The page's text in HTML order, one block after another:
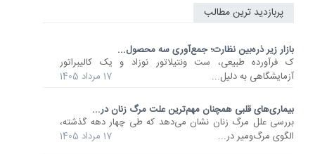
پربازدید ترین مطالب
بازار زیر ذره‌بین نظارت؛ جمع‌آوری سه محصول...
ک فرآورده طبیعی، ست ونتیلاتور نوزاد و یک کالیبراتور
آزمایشگاهی به دلیل...
17 مرداد 1405
بیماری‌های قلبی همچنان مهم‌ترین علت مرگ زنان در...
بررسی علل مرگ زنان نشان می‌دهد که طی چهار دهه گذشته،
الگوی مرگ‌ومیر در...
17 مرداد 1405